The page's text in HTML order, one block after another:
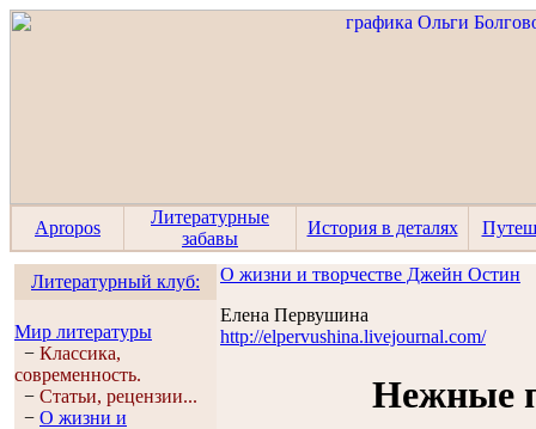
Apropos
Литературные
забавы
История в деталях
Литературный клуб:
Мир литературы
− Классика,
современность.
− Статьи, рецензии...
− О жизни и
О жизни и творчестве Джейн Остин
Елена Первушина
http://elpervushina.livejournal.com/
Нежные